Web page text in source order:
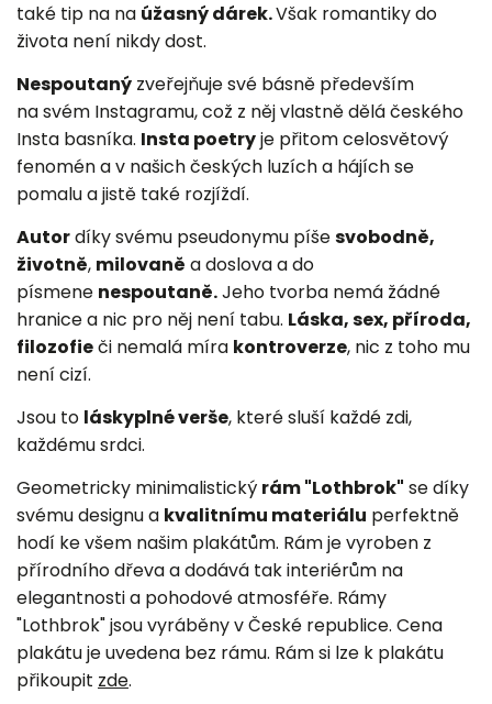
také tip na na úžasný dárek.Však romantiky do
života není nikdy dost.
Nespoutaný zveřejňuje své básně především
na svém Instagramu, což z něj vlastně dělá českého
Insta basníka. Insta poetryje přitom celosvětový
fenomén a v našich českých luzích a hájích se
pomalu a jistě také rozjíždí.
Autordíky svému pseudonymu píšesvobodně,
životně, milovaně a doslova a do
písmene nespoutaně.Jeho tvorba nemá žádné
hranice a nic pro něj není tabu. Láska, sex, příroda,
filozofieči nemalá míra kontroverze, nic z toho mu
není cizí.
Jsou to láskyplné verše, které sluší každé zdi,
každému srdci.
Geometricky minimalistický rám "Lothbrok" se díky
svému designu a kvalitnímu materiálu perfektně
hodí ke všem našim plakátům. Rám je vyroben z
přírodního dřeva a dodává tak interiérům na
elegantnosti a pohodové atmosféře. Rámy
"Lothbrok" jsou vyráběny v České republice. Cena
plakátu je uvedena bez rámu. Rám si lze k plakátu
přikoupit zde.